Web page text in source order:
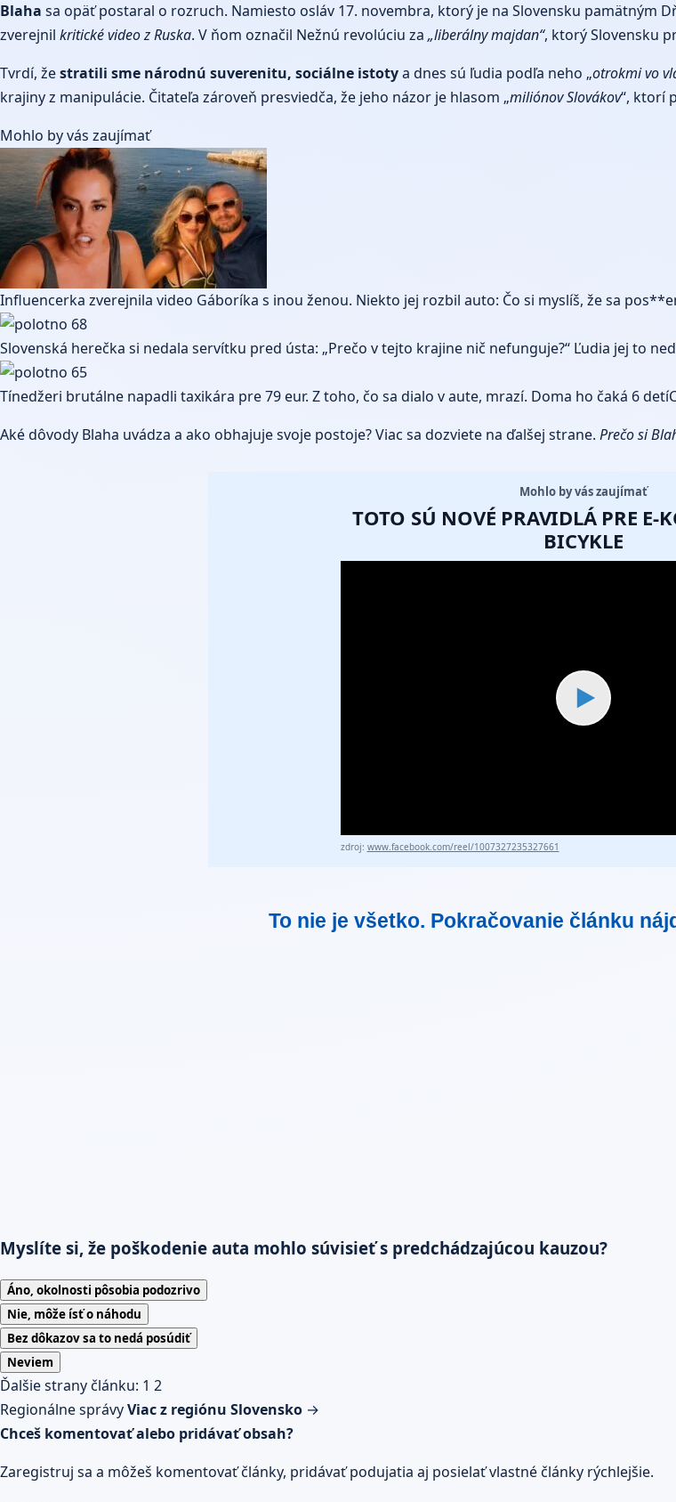
Blaha sa opäť postaral o rozruch. Namiesto osláv 17. novembra, ktorý je na Slovensku pamätným
zverejnil kritické video z Ruska. V ňom označil Nežnú revolúciu za „liberálny majdan“, ktorý Slovensku
Tvrdí, žestratili sme národnú suverenitu, sociálne istotya dnes sú ľudia podľa neho „otrokmi vo
krajiny z manipulácie. Čitateľa zároveň presviedča, že jeho názor je hlasom „miliónov Slovákov“, ktorí
Mohlo by vás zaujímať
Influencerka zverejnila video Gáboríka s inou ženou. Niekto jej rozbil auto: Čo si myslíš, že sa
Slovenská herečka si nedala servítku pred ústa: „Prečo v tejto krajine nič nefunguje?“ Ľudia jej to
Tínedžeri brutálne napadli taxikára pre 79 eur. Z toho, čo sa dialo v aute, mrazí. Doma ho čaká 6 detí
Aké dôvody Blaha uvádza a ako obhajuje svoje postoje? Viac sa dozviete na ďalšej strane. Prečo si
Mohlo by vás zaujímať
TOTO SÚ NOVÉ PRAVIDLÁ PRE E-
BICYKLE
▶
zdroj: www.facebook.com/reel/1007327235327661
To nie je všetko. Pokračovanie článku
Myslíte si, že poškodenie auta mohlo súvisieť s predchádzajúcou kauzou?
Áno, okolnosti pôsobia podozrivo
Nie, môže ísť o náhodu
Bez dôkazov sa to nedá posúdiť
Neviem
Ďalšie strany článku: 1 2
Regionálne správyViac z regiónu Slovensko →
Chceš komentovať alebo pridávať obsah?
Zaregistruj sa a môžeš komentovať články, pridávať podujatia aj posielať vlastné články rýchlejšie.